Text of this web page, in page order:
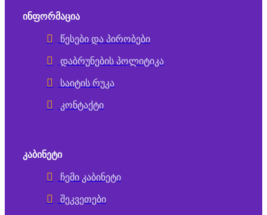
ᲘᲜᲤᲝᲠᲛᲐᲪᲘᲐ
წესები და პირობები
დაბრუნების პოლიტიკა
საიტის რუკა
კონტაქტი
ᲙᲐᲑᲘᲜᲔᲢᲘ
ჩემი კაბინეტი
შეკვეთები